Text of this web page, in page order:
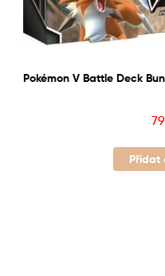
Pokémon V Battle Deck
Přidat